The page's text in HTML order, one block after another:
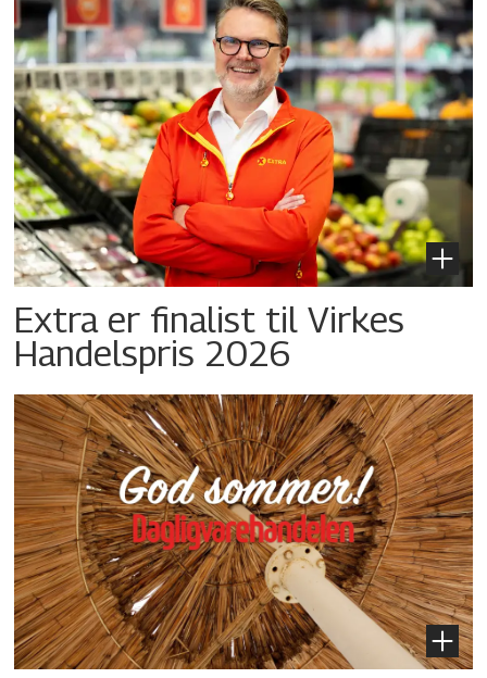
Extra er finalist til Virkes
Handelspris 2026